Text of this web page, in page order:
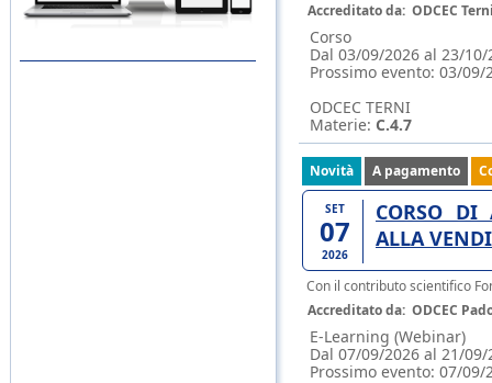
Accreditato da: ODCEC
Corso
Dal 03/09/2026 al 23/
Prossimo evento: 03/09/
ODCEC TERNI
Materie: C.4.7
Novità A pagamento
SET
07
2026
CORSO DI
ALLA
Con il contributo scientifico
Accreditato da: ODCEC
E-Learning (Webinar)
Dal 07/09/2026 al 21/
Prossimo evento: 07/09/